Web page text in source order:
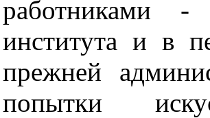
работниками
института и в
прежней админи
попытки